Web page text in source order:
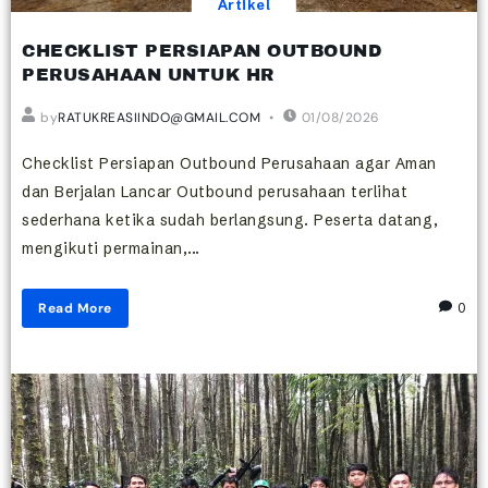
Artikel
CHECKLIST PERSIAPAN OUTBOUND
PERUSAHAAN UNTUK HR
byRATUKREASIINDO@GMAIL.COM 01/08/2026
Checklist Persiapan Outbound Perusahaan agar Aman
dan Berjalan Lancar Outbound perusahaan terlihat
sederhana ketika sudah berlangsung. Peserta datang,
mengikuti permainan,...
Read More 0